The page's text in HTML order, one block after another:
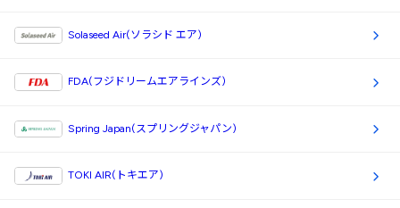
Solaseed Air(ソラシド エア)
FDA(フジドリームエアラインズ)
Spring Japan(スプリングジャパン)
TOKI AIR(トキエア)